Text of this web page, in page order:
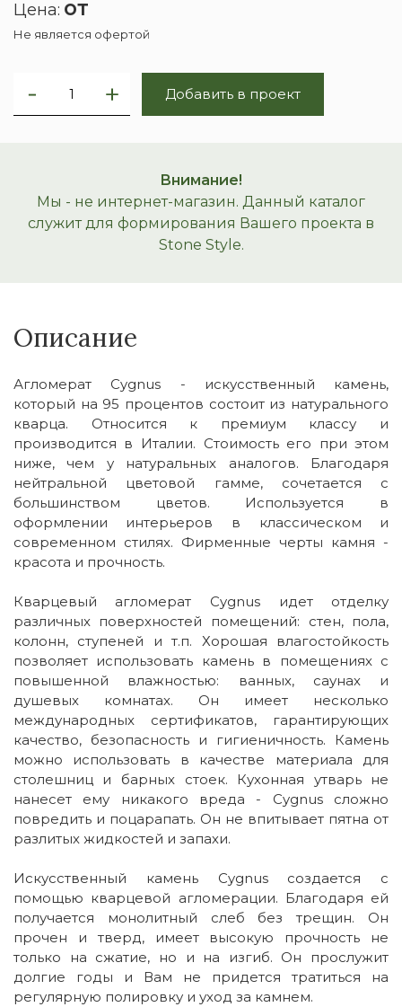
Цена: от
Не является офертой
Добавить в проект
Внимание!
Мы - не интернет-магазин. Данный каталог
служит для формирования Вашего проекта в
Stone Style.
Описание
Агломерат Cygnus - искусственный камень,
который на 95 процентов состоит из натурального
кварца. Относится к премиум классу и
производится в Италии. Стоимость его при этом
ниже, чем у натуральных аналогов. Благодаря
нейтральной цветовой гамме, сочетается с
большинством цветов. Используется в
оформлении интерьеров в классическом и
современном стилях. Фирменные черты камня -
красота и прочность.
Кварцевый агломерат Cygnus идет отделку
различных поверхностей помещений: стен, пола,
колонн, ступеней и т.п. Хорошая влагостойкость
позволяет использовать камень в помещениях с
повышенной влажностью: ванных, саунах и
душевых комнатах. Он имеет несколько
международных сертификатов, гарантирующих
качество, безопасность и гигиеничность. Камень
можно использовать в качестве материала для
столешниц и барных стоек. Кухонная утварь не
нанесет ему никакого вреда - Cygnus сложно
повредить и поцарапать. Он не впитывает пятна от
разлитых жидкостей и запахи.
Искусственный камень Cygnus создается с
помощью кварцевой агломерации. Благодаря ей
получается монолитный слеб без трещин. Он
прочен и тверд, имеет высокую прочность не
только на сжатие, но и на изгиб. Он прослужит
долгие годы и Вам не придется тратиться на
регулярную полировку и уход за камнем.